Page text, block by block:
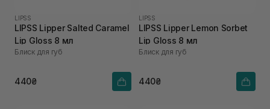
LIPSS
LIPSS Lipper Salted Caramel
Lip Gloss 8 мл
Блиск для губ
440₴
LIPSS
LIPSS Lipper Lemon Sorbet
Lip Gloss 8 мл
Блиск для губ
440₴